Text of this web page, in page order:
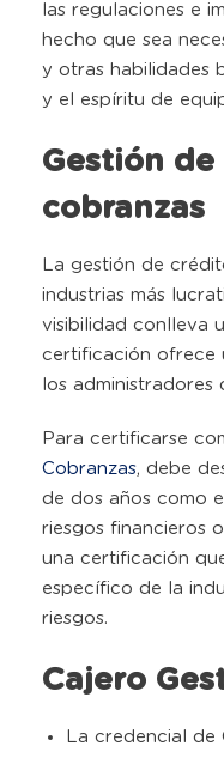
las regulaciones e
hecho que sea
y otras habilidades
y el espíritu de
Gestión
cobranzas
La gestión de
industrias más
visibilidad conlleva
certificación ofrece
los administradores
Para certificarse
Cobranzas, debe
de dos años como
riesgos financieros
una certificación
específico de la
riesgos.
Cajero
La credencial de